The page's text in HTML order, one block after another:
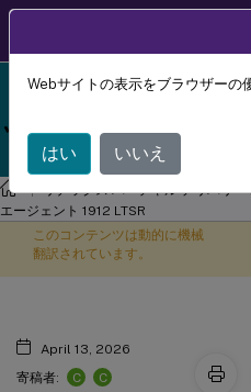
Linux Virtual Delivery Agent
upgrade to a newer version
リナックス バーチャル デリバリー
エージェント 1912 LTSR
このコンテンツは動的に機械
翻訳されています。
TLS を使用したセ
ッション
April 13, 2026
寄稿者:
C C
Webサイトの表示をブラウザーの
はい いいえ